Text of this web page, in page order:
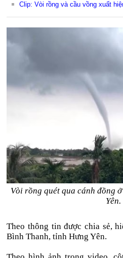
Clip: Vòi rồng và cầu vồng xuất
Vòi rồng quét qua cánh đồng
Yên.
Theo thông tin được chia sẻ,
Bình Thanh, tỉnh Hưng Yên.